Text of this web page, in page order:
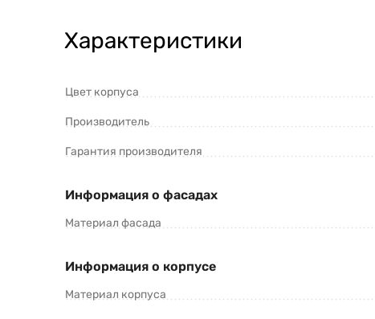
Характеристики
Цвет корпуса
Производитель
Гарантия производителя
Информация о фасадах
Материал фасада
Информация о корпусе
Материал корпуса